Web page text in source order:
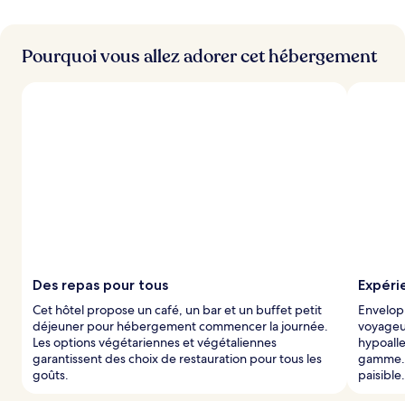
Pourquoi vous allez adorer cet hébergement
Des repas pour tous
Cet hôtel propose un café, un bar et un buffet petit
déjeuner pour hébergement commencer la journée.
Les options végétariennes et végétaliennes
garantissent des choix de restauration pour tous les
goûts.
paisible.